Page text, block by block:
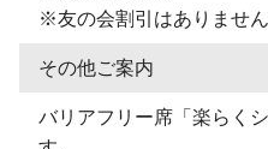
※友の会割引はありません
その他ご案内
バリアフリー席「楽らく